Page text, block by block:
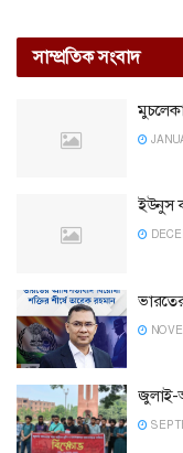
সাম্প্রতিক সংবাদ
ইউনুস
জুলাই-